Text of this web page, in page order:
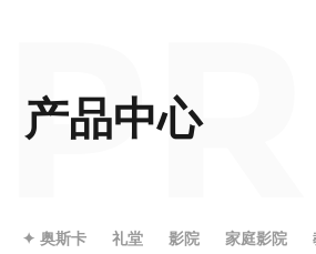
产品中心
✦ 奥斯卡 礼堂 影院 家庭影院